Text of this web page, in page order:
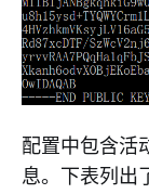
配置中包含活
息。下表列出